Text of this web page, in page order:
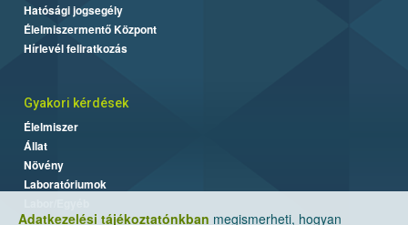
Adatkezelési tájékoztatónkban megismerheti, hogyan
Hatósági jogsegély
Élelmiszermentő Központ
Hírlevél feliratkozás
Gyakori kérdések
Élelmiszer
Állat
Növény
Laboratóriumok